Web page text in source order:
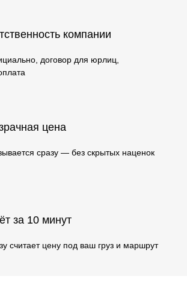
компании
договор для юрлиц,
цена
сразу — без скрытых наценок
за 10 минут
считает цену под ваш груз и маршрут